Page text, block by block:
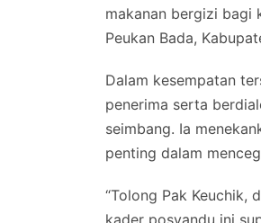
makanan bergizi bagi
Peukan Bada,
Dalam kesempatan
penerima serta
seimbang. Ia
penting dalam
“Tolong Pak Keuchik,